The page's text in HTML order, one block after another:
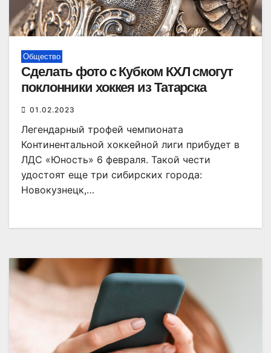
Общество
Сделать фото с Кубком КХЛ смогут
поклонники хоккея из Татарска
01.02.2023
Легендарный трофей чемпионата
Континентальной хоккейной лиги прибудет в
ЛДС «Юность» 6 февраля. Такой чести
удостоят еще три сибирских города:
Новокузнецк,…